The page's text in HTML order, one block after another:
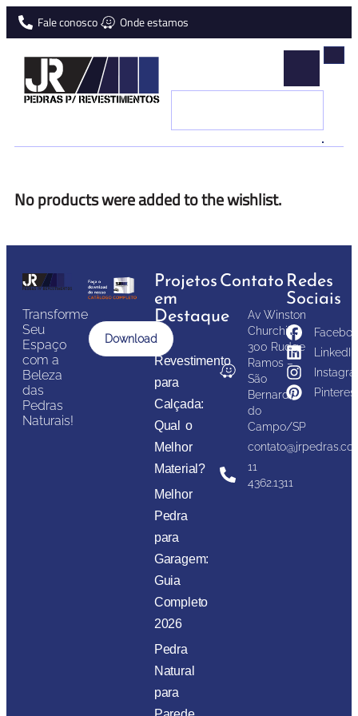
Fale conosco Onde estamos
JR
Pedras
Naturais
revestimentos
No products were added to the wishlist.
Transforme
Seu
Espaço
com a
Beleza
das
Pedras
Naturais!
Download
Projetos
em
Destaque
Revestimento
para
Calçada:
Qual o
Melhor
Material?
Melhor
Pedra
para
Garagem:
Guia
Completo
2026
Pedra
Natural
para
Contato
Av Winston
Churchill,
300 Rudge
Ramos –
São
Bernardo
do
Campo/SP
11
4362.1311
Redes
Sociais
LinkedIn
Pinterest